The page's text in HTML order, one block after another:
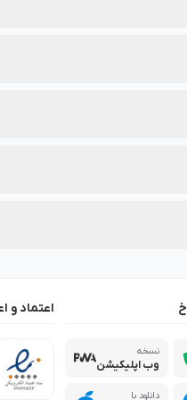
نسخه
وب اپلیکیشن
دانلود با
اعتماد و